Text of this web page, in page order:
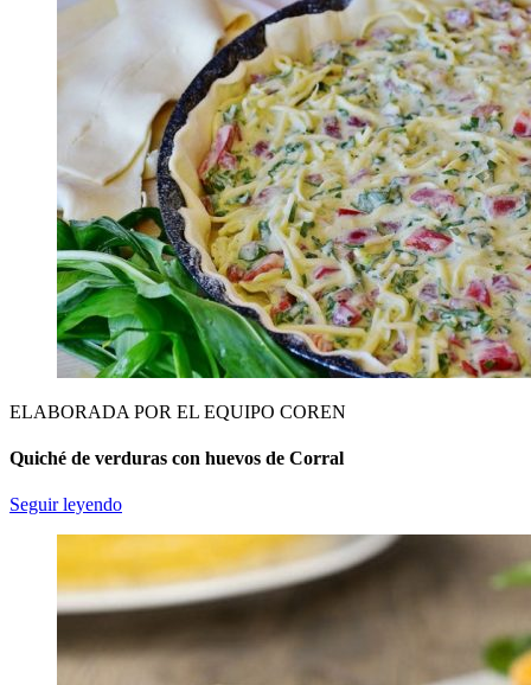
ELABORADA POR EL EQUIPO COREN
Quiché de verduras con huevos de Corral
Seguir leyendo